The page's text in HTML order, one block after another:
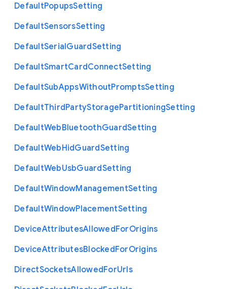
DefaultPopupsSetting
DefaultSensorsSetting
DefaultSerialGuardSetting
DefaultSmartCardConnectSetting
DefaultSubAppsWithoutPromptsSetting
DefaultThirdPartyStoragePartitioningSetting
DefaultWebBluetoothGuardSetting
DefaultWebHidGuardSetting
DefaultWebUsbGuardSetting
DefaultWindowManagementSetting
DefaultWindowPlacementSetting
DeviceAttributesAllowedForOrigins
DeviceAttributesBlockedForOrigins
DirectSocketsAllowedForUrls